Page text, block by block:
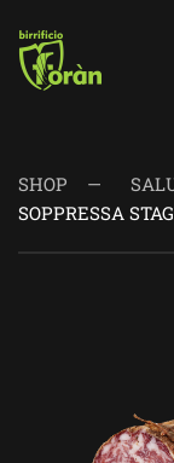
Skip to main
SHOP
SOPPRESSA